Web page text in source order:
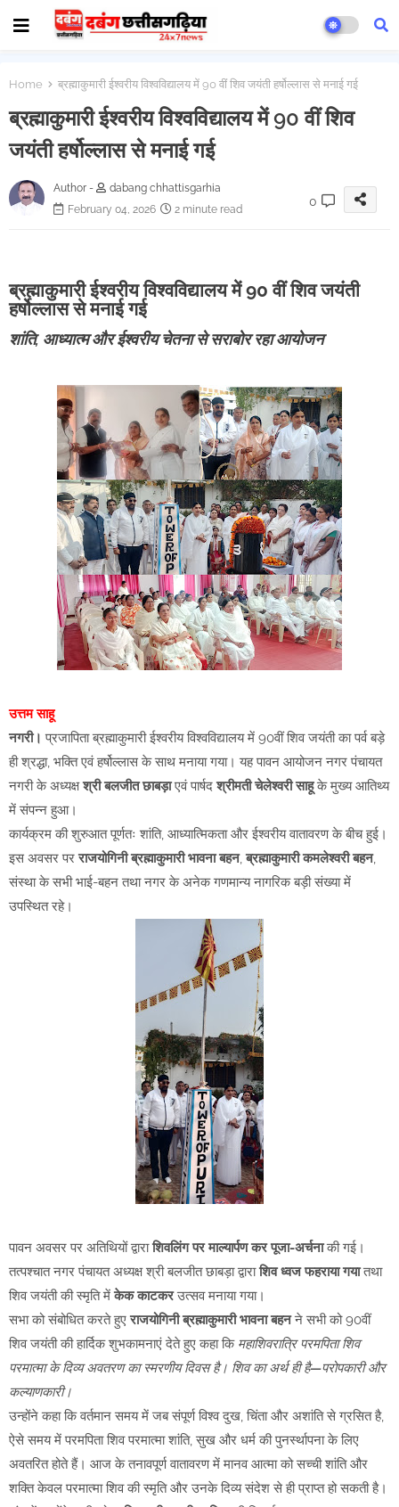
Home ब्रह्माकुमारी ईश्वरीय विश्वविद्यालय में 90 वीं शिव जयंती हर्षोल्लास से मनाई गई
ब्रह्माकुमारी ईश्वरीय विश्वविद्यालय में 90 वीं शिव
जयंती हर्षोल्लास से मनाई गई
Author -
dabang chhattisgarhia
February 04, 2026
2 minute read
0
ब्रह्माकुमारी ईश्वरीय विश्वविद्यालय में 90 वीं शिव जयंती
हर्षोल्लास से मनाई गई
शांति, आध्यात्म और ईश्वरीय चेतना से सराबोर रहा आयोजन
उत्तम साहू
नगरी।प्रजापिता ब्रह्माकुमारी ईश्वरीय विश्वविद्यालय में 90वीं शिव जयंती का पर्व बड़े
ही श्रद्धा, भक्ति एवं हर्षोल्लास के साथ मनाया गया। यह पावन आयोजन नगर पंचायत
नगरी के अध्यक्षश्री बलजीत छाबड़ाएवं पार्षदश्रीमती चेलेश्वरी साहूके मुख्य आतिथ्य
में संपन्न हुआ।
कार्यक्रम की शुरुआत पूर्णतः शांति, आध्यात्मिकता और ईश्वरीय वातावरण के बीच हुई।
इस अवसर परराजयोगिनी ब्रह्माकुमारी भावना बहन,ब्रह्माकुमारी कमलेश्वरी बहन,
संस्था के सभी भाई-बहन तथा नगर के अनेक गणमान्य नागरिक बड़ी संख्या में
उपस्थित रहे।
पावन अवसर पर अतिथियों द्वाराशिवलिंग पर माल्यार्पण कर पूजा-अर्चनाकी गई।
तत्पश्चात नगर पंचायत अध्यक्ष श्री बलजीत छाबड़ा द्वाराशिव ध्वज फहराया गयातथा
शिव जयंती की स्मृति मेंकेक काटकरउत्सव मनाया गया।
सभा को संबोधित करते हुएराजयोगिनी ब्रह्माकुमारी भावना बहनने सभी को 90वीं
शिव जयंती की हार्दिक शुभकामनाएं देते हुए कहा कि महाशिवरात्रि परमपिता शिव
परमात्मा के दिव्य अवतरण का स्मरणीय दिवस है। शिव का अर्थ ही है—परोपकारी और
कल्याणकारी।
उन्होंने कहा कि वर्तमान समय में जब संपूर्ण विश्व दुख, चिंता और अशांति से ग्रसित है,
ऐसे समय में परमपिता शिव परमात्मा शांति, सुख और धर्म की पुनर्स्थापना के लिए
अवतरित होते हैं। आज के तनावपूर्ण वातावरण में मानव आत्मा को सच्ची शांति और
शक्ति केवल परमात्मा शिव की स्मृति और उनके दिव्य संदेश से ही प्राप्त हो सकती है।